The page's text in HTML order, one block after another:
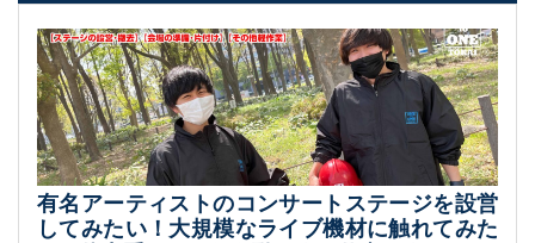
有名アーティストのコンサートステージを設営
してみたい！大規模なライブ機材に触れてみた